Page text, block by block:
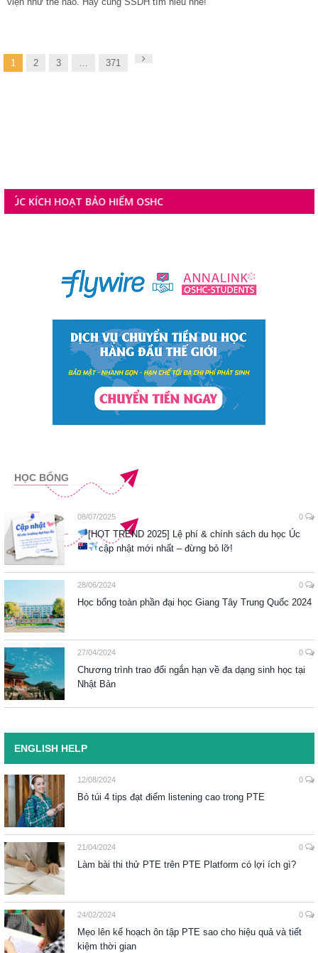
1 2 3 371 Next
OSHC
HỌC BỔNG
08/07/2025 0
[HOT TREND 2025] Lệ phí & chính sách du học Úc
cập nhật mới nhất – đừng bỏ lỡ!
28/06/2024 0
Học bổng toàn phần đại học Giang Tây Trung Quốc 2024
27/04/2024 0
Chương trình trao đổi ngắn hạn về đa dạng sinh học tại
Nhật Bản
ENGLISH HELP
12/08/2024 0
Bỏ túi 4 tips đạt điểm listening cao trong PTE
21/04/2024 0
Làm bài thi thử PTE trên PTE Platform có lợi ích gì?
24/02/2024 0
Mẹo lên kế hoạch ôn tập PTE sao cho hiệu quả và tiết
kiệm thời gian